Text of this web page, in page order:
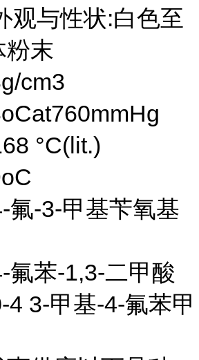
观与性状:白色至
粉末
cm3
°C(lit.)
氟-3-甲基苄氧基
氟苯-1,3-二甲酸
4 3-甲基-4-氟苯甲